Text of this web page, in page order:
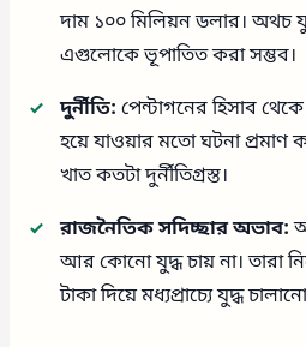
দাম ১০০ মিলিয়ন ডলার। অথচ
এগুলোকে ভূপাতিত করা সম্ভব।
দুর্নীতি: পেন্টাগনের হিসাব
হয়ে যাওয়ার মতো ঘটনা প্রমাণ
খাত কতটা দুর্নীতিগ্রস্ত।
রাজনৈতিক সদিচ্ছার অভাব:
আর কোনো যুদ্ধ চায় না। তারা
টাকা দিয়ে মধ্যপ্রাচ্যে যুদ্ধ